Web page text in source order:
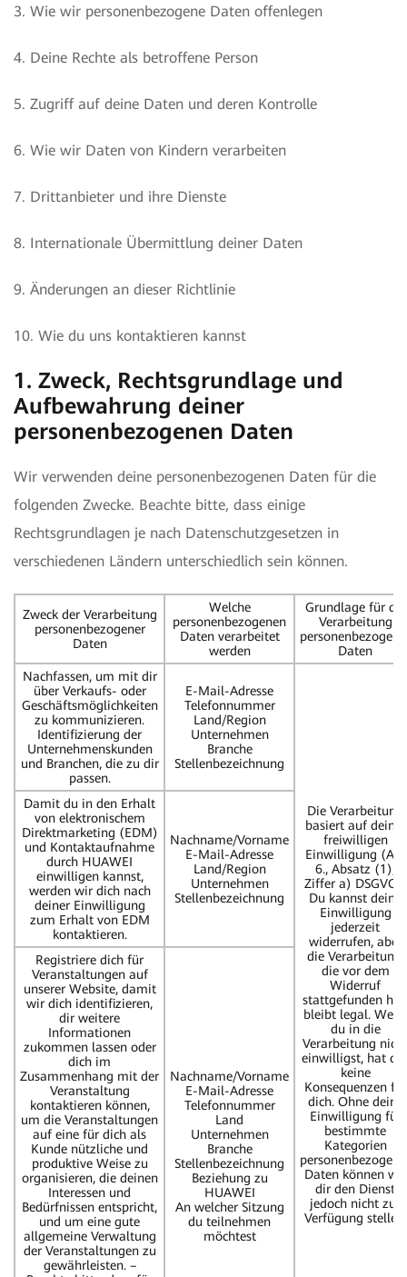
3. Wie wir personenbezogene Daten offenlegen
4. Deine Rechte als betroffene Person
5. Zugriff auf deine Daten und deren Kontrolle
6. Wie wir Daten von Kindern verarbeiten
7. Drittanbieter und ihre Dienste
8. Internationale Übermittlung deiner Daten
9. Änderungen an dieser Richtlinie
10. Wie du uns kontaktieren kannst
1. Zweck, Rechtsgrundlage und
Aufbewahrung deiner
personenbezogenen Daten
Wir verwenden deine personenbezogenen Daten für die
folgenden Zwecke. Beachte bitte, dass einige
Rechtsgrundlagen je nach Datenschutzgesetzen in
verschiedenen Ländern unterschiedlich sein können.
Zweck der Verarbeitung
personenbezogener
Daten
Welche
personenbezogenen
Daten verarbeitet
werden
Grundlage für die
Verarbeitung
Daten
Nachfassen, um mit dir
über Verkaufs- oder
Geschäftsmöglichkeiten
zu kommunizieren.
Identifizierung der
Unternehmenskunden
und Branchen, die zu dir
passen.
E-Mail-Adresse
Telefonnummer
Land/Region
Unternehmen
Branche
Stellenbezeichnung
Die Verarbeitung
basiert auf deiner
freiwilligen
Einwilligung (Art.
6., Absatz (1),
Ziffer a) DSGVO).
Du kannst deine
Einwilligung
jederzeit
widerrufen, aber
die Verarbeitung,
die vor dem
Widerruf
stattgefunden hat,
bleibt legal. Wenn
du in die
Verarbeitung nicht
einwilligst, hat
keine
Konsequenzen für
dich. Ohne deine
Einwilligung für
bestimmte
Kategorien
Daten können wir
dir den Dienst
jedoch nicht zur
Verfügung stellen.
Damit du in den Erhalt
von elektronischem
Direktmarketing (EDM)
und Kontaktaufnahme
durch HUAWEI
einwilligen kannst,
werden wir dich nach
deiner Einwilligung
zum Erhalt von EDM
kontaktieren.
Nachname/Vorname
E-Mail-Adresse
Land/Region
Unternehmen
Stellenbezeichnung
Registriere dich für
Veranstaltungen auf
unserer Website, damit
wir dich identifizieren,
dir weitere
Informationen
zukommen lassen oder
dich im
Zusammenhang mit der
Veranstaltung
kontaktieren können,
um die Veranstaltungen
auf eine für dich als
Kunde nützliche und
produktive Weise zu
organisieren, die deinen
Interessen und
Bedürfnissen entspricht,
und um eine gute
allgemeine Verwaltung
der Veranstaltungen zu
gewährleisten. –
Nachname/Vorname
E-Mail-Adresse
Telefonnummer
Land
Unternehmen
Branche
Stellenbezeichnung
Beziehung zu
HUAWEI
An welcher Sitzung
du teilnehmen
möchtest